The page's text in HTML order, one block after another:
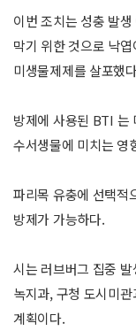
이번 조치는 성충 발
막기 위한 것으로 낙
미생물제제를 살포했
방제에 사용된 BTI 는
수서생물에 미치는 영
파리목 유충에 선택적
방제가 가능하다.
시는 러브버그 집중
녹지과, 구청 도시미
계획이다.